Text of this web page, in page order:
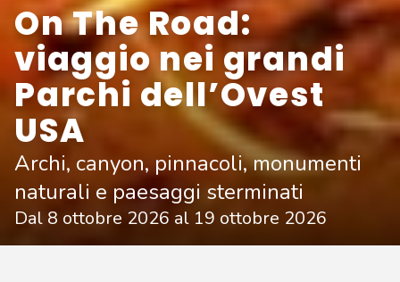
On The Road:
viaggio nei grandi
Parchi dell’Ovest
USA
Archi, canyon, pinnacoli, monumenti
naturali e paesaggi sterminati
Dal 8 ottobre 2026 al 19 ottobre 2026